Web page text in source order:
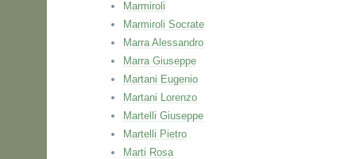
Marmiroli
Marmiroli Socrate
Marra Alessandro
Marra Giuseppe
Martani Eugenio
Martani Lorenzo
Martelli Giuseppe
Martelli Pietro
Marti Rosa